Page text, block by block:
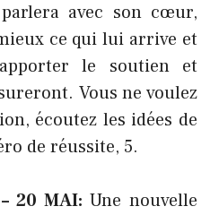
avec son cœur,
ce qui lui arrive et
le soutien et
Vous ne voulez
écoutez les idées de
de réussite, 5.
20 MAI: Une nouvelle